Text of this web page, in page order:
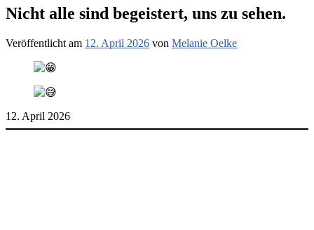
Nicht alle sind begeistert, uns zu sehen.
Veröffentlicht am 12. April 2026 von Melanie Oelke
12. April 2026